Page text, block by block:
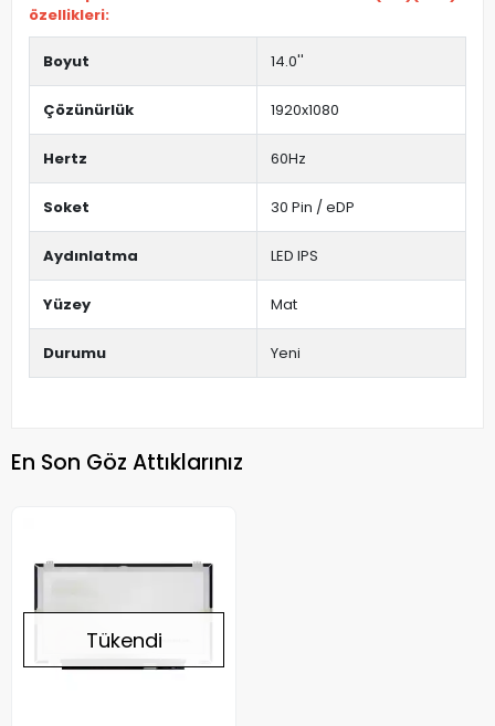
özellikleri:
Boyut 14.0''
Çözünürlük 1920x1080
Hertz 60Hz
Soket 30 Pin / eDP
Aydınlatma LED IPS
Yüzey Mat
Durumu Yeni
En Son Göz Attıklarınız
Tükendi